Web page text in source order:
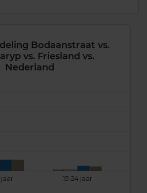
Bodaanstraat vs.
vs. Friesland vs.
Nederland
jaar 15-24 jaar